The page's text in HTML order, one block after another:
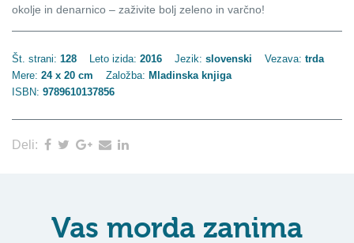
okolje in denarnico – zaživite bolj zeleno in varčno!
Št. strani: 128 Leto izida: 2016 Jezik: slovenski Vezava: trda
Mere: 24 x 20 cm Založba: Mladinska knjiga
ISBN: 9789610137856
Deli:
Vas morda zanima